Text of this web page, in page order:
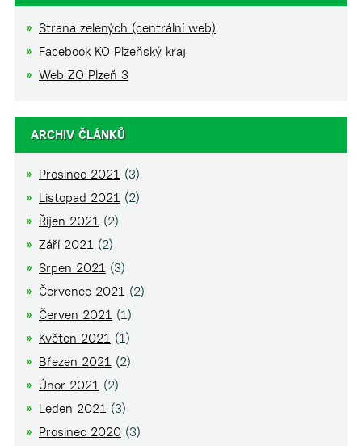
Strana zelených (centrální web)
Facebook KO Plzeňský kraj
Web ZO Plzeň 3
ARCHIV ČLÁNKŮ
Prosinec 2021 (3)
Listopad 2021 (2)
Říjen 2021 (2)
Září 2021 (2)
Srpen 2021 (3)
Červenec 2021 (2)
Červen 2021 (1)
Květen 2021 (1)
Březen 2021 (2)
Únor 2021 (2)
Leden 2021 (3)
Prosinec 2020(3)